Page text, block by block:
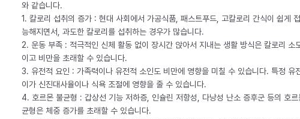
와 같습니다.
1. 칼로리 섭취의 증가 : 현대 사회에서 가공식품, 패스트푸드, 고칼로리 간식이 쉽게
능해지면서, 과도한 칼로리를 섭취하는 경우가 많습니다.
2. 운동 부족 : 적극적인 신체 활동 없이 장시간 앉아서 지내는 생활 방식은 칼로리 소
이고 비만을 초래할 수 있습니다.
3. 유전적 요인 : 가족력이나 유전적 소인도 비만에 영향을 미칠 수 있습니다. 특정 유
이가 신진대사율이나 식욕 조절에 영향을 줄 수 있습니다.
4. 호르몬 불균형 : 갑상선 기능 저하증, 인슐린 저항성, 다낭성 난소 증후군 등의 호르
균형은 체중 증가를 초래할 수 있습니다.